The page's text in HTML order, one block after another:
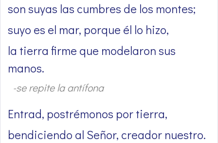
son suyas las cumbres de los montes;
suyo es el mar, porque él lo hizo,
la tierra firme que modelaron sus
manos.
-se repite la antífona
Entrad, postrémonos por tierra,
bendiciendo al Señor, creador nuestro.